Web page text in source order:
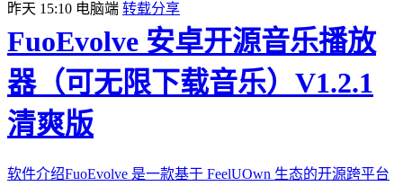
昨天 15:10 电脑端 转载分享
FuoEvolve 安卓开源音乐播放
器（可无限下载音乐）V1.2.1
清爽版
软件介绍FuoEvolve 是一款基于 FeelUOwn 生态的开源跨平台